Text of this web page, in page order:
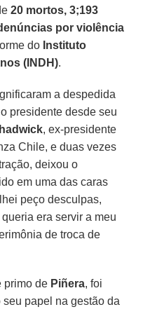
20 mortos, 3;193
por violência
do Instituto
(INDH).
a despedida
presidente desde seu
, ex-presidente
Chile, e duas vezes
deixou o
em uma das caras
peço desculpas,
era servir a meu
de troca de
primo de Piñera, foi
papel na gestão da